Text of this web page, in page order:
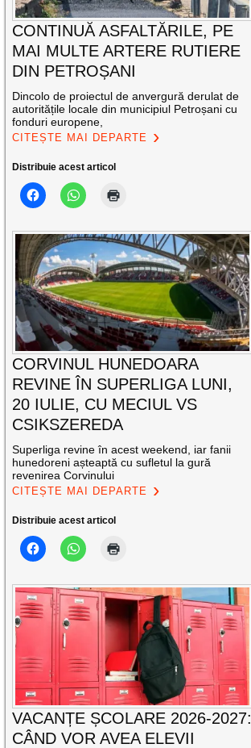
CONTINUĂ ASFALTĂRILE, PE
MAI MULTE ARTERE RUTIERE
DIN PETROȘANI
Dincolo de proiectul de anvergură derulat de
autoritățile locale din municipiul Petroșani cu
fonduri europene,
CITEȘTE MAI DEPARTE
Distribuie acest articol
CORVINUL HUNEDOARA
REVINE ÎN SUPERLIGA LUNI,
20 IULIE, CU MECIUL VS
CSIKSZEREDA
Superliga revine în acest weekend, iar fanii
hunedoreni așteaptă cu sufletul la gură
revenirea Corvinului
CITEȘTE MAI DEPARTE
Distribuie acest articol
VACANȚE ȘCOLARE 2026-2027:
CÂND VOR AVEA ELEVII